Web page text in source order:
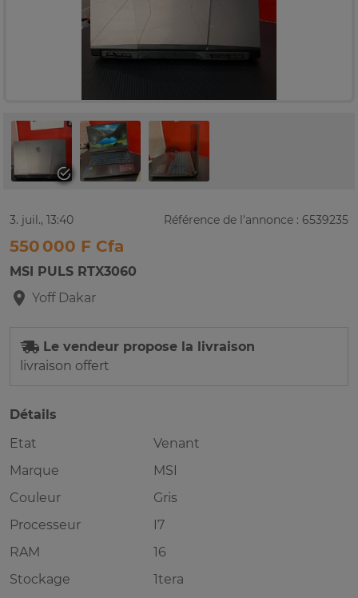
3. juil., 13:40 Référence de l'annonce : 6539235
550 000 F Cfa
MSI PULS RTX3060
Yoff Dakar
Le vendeur propose la livraison
livraison offert
Détails
Etat
Venant
Marque
MSI
Couleur
Gris
Processeur
I7
RAM
16
Stockage
1tera